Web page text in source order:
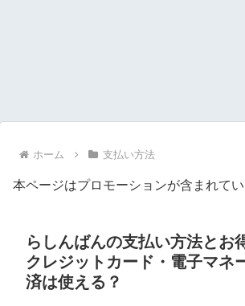
ホーム 支払い方法
本ページはプロモーションが含まれて
らしんばんの支払い方法とお
クレジットカード・電子マネ
済は使える？